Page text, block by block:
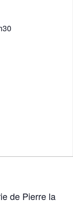
de Pierre la